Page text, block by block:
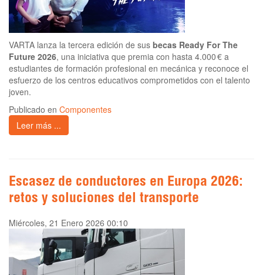
VARTA lanza la tercera edición de sus becas Ready For The
Future 2026, una iniciativa que premia con hasta 4.000 € a
estudiantes de formación profesional en mecánica y reconoce el
esfuerzo de los centros educativos comprometidos con el talento
joven.
Publicado en Componentes
Leer más ...
Escasez de conductores en Europa 2026:
retos y soluciones del transporte
Miércoles, 21 Enero 2026 00:10